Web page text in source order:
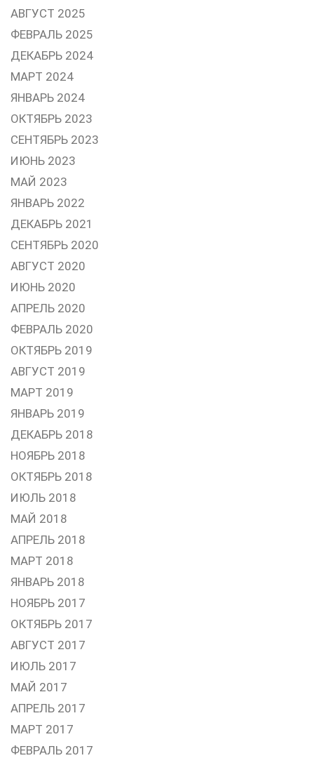
АВГУСТ 2025
ФЕВРАЛЬ 2025
ДЕКАБРЬ 2024
МАРТ 2024
ЯНВАРЬ 2024
ОКТЯБРЬ 2023
СЕНТЯБРЬ 2023
ИЮНЬ 2023
МАЙ 2023
ЯНВАРЬ 2022
ДЕКАБРЬ 2021
СЕНТЯБРЬ 2020
АВГУСТ 2020
ИЮНЬ 2020
АПРЕЛЬ 2020
ФЕВРАЛЬ 2020
ОКТЯБРЬ 2019
АВГУСТ 2019
МАРТ 2019
ЯНВАРЬ 2019
ДЕКАБРЬ 2018
НОЯБРЬ 2018
ОКТЯБРЬ 2018
ИЮЛЬ 2018
МАЙ 2018
АПРЕЛЬ 2018
МАРТ 2018
ЯНВАРЬ 2018
НОЯБРЬ 2017
ОКТЯБРЬ 2017
АВГУСТ 2017
ИЮЛЬ 2017
МАЙ 2017
АПРЕЛЬ 2017
МАРТ 2017
ФЕВРАЛЬ 2017